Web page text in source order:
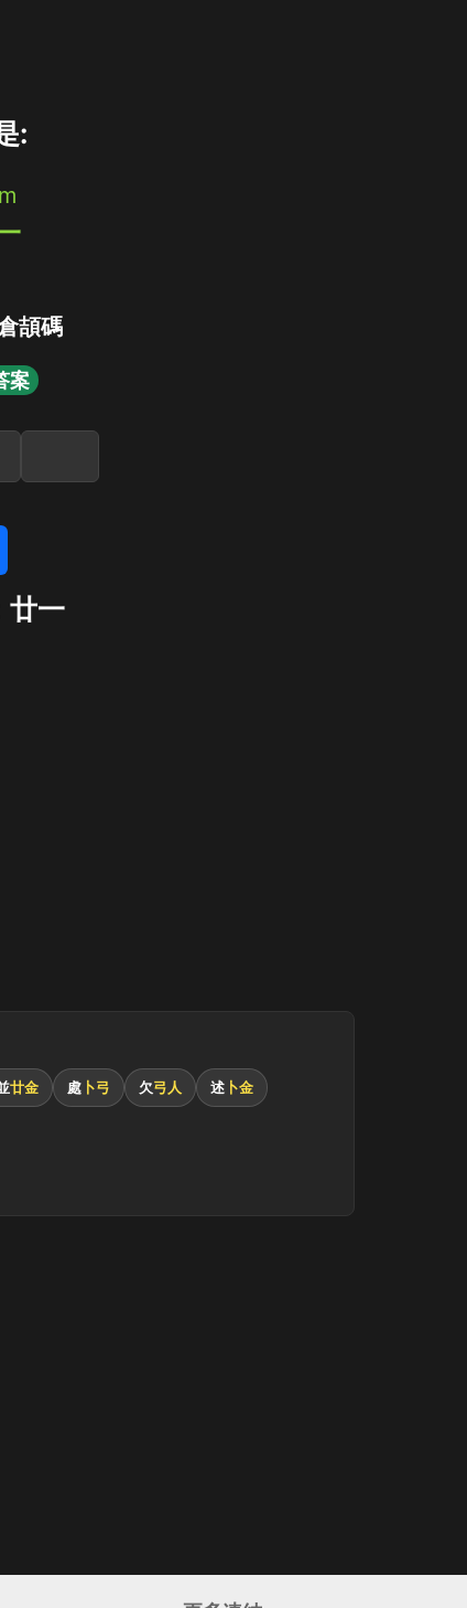
:
m
頡碼
案
廿一
廿金 處 卜弓 欠弓人 述 卜金